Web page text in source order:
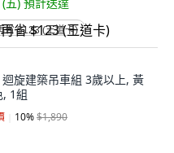
省 $123 (王道卡)
旋建築吊車組 3歲以上, 黃
, 1組
10%$1,890